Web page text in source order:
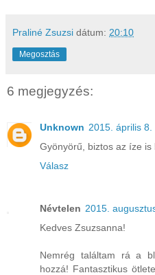
Praliné Zsuzsi dátum: 20:10
Megosztás
6 megjegyzés:
Unknown 2015. április 8.
Gyönyörű, biztos az íze is
Válasz
Névtelen 2015.
Kedves Zsuzsanna!
Nemrég találtam rá a
hozzá! Fantasztikus